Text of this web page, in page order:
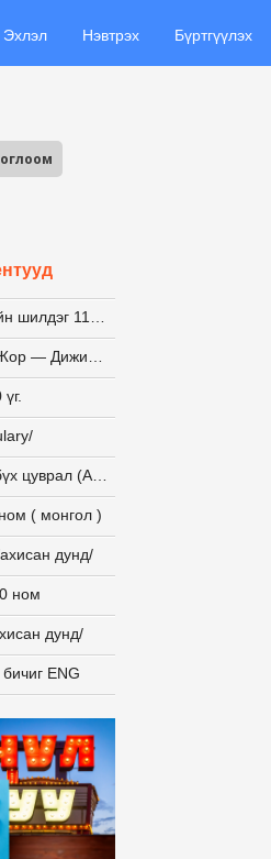
Эхлэл Нэвтрэх Бүртгүүлэх
( монгол )
дунд/
ном
дунд/
ENG